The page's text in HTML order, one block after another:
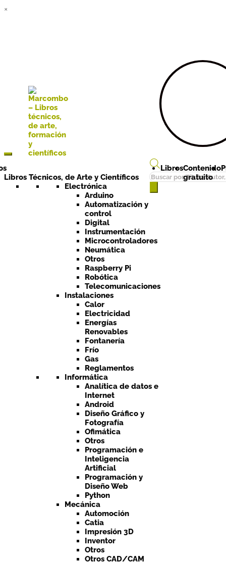
×
Búsqueda
de
Libros Técnicos, de Arte y Científicos
Electrónica
Arduino
Automatización y
control
Digital
Instrumentación
Microcontroladores
Neumática
Otros
Raspberry Pi
Robótica
Telecomunicaciones
Instalaciones
Calor
Electricidad
Energías
Renovables
Fontanería
Frío
Gas
Reglamentos
Informática
Analítica de datos e
Internet
Android
Diseño Gráfico y
Fotografía
Ofimática
Otros
Programación e
Inteligencia
Artificial
Programación y
Diseño Web
Python
Mecánica
Automoción
Catia
Impresión 3D
Inventor
Otros
Otros CAD/CAM
LibrosContenido
gratuito